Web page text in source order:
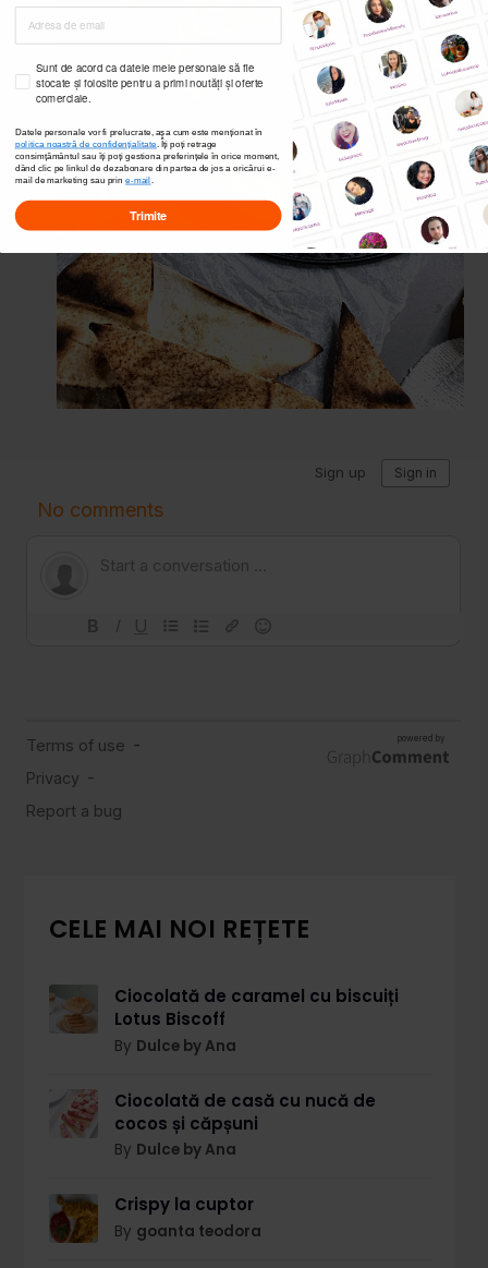
CELE MAI NOI REȚETE
Ciocolată de caramel cu biscuiți
Lotus Biscoff
By Dulce by Ana
Ciocolată de casă cu nucă de
cocos și căpșuni
By Dulce by Ana
Crispy la cuptor
By goanta teodora
Sunt de acord ca datele mele personale să fie
stocate și folosite pentru a primi noutăți și oferte
comerciale.
Datele personale vor fi prelucrate, așa cum este menționat în
politica noastră de confidențialitate . Îți poți retrage
consimțământul sau îți poți gestiona preferințele în orice moment,
dând clic pe linkul de dezabonare din partea de jos a oricărui e-
mail de marketing sau prine-mail
Trimite